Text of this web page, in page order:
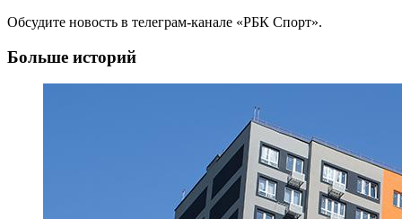
Обсудите новость в телеграм-канале «РБК Спорт».
Больше историй